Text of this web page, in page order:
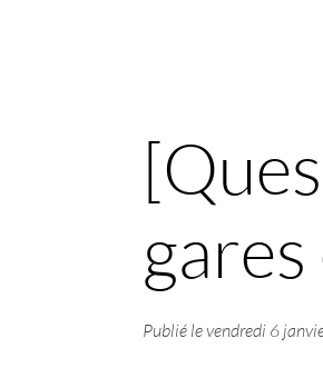
Publié levendredi 6